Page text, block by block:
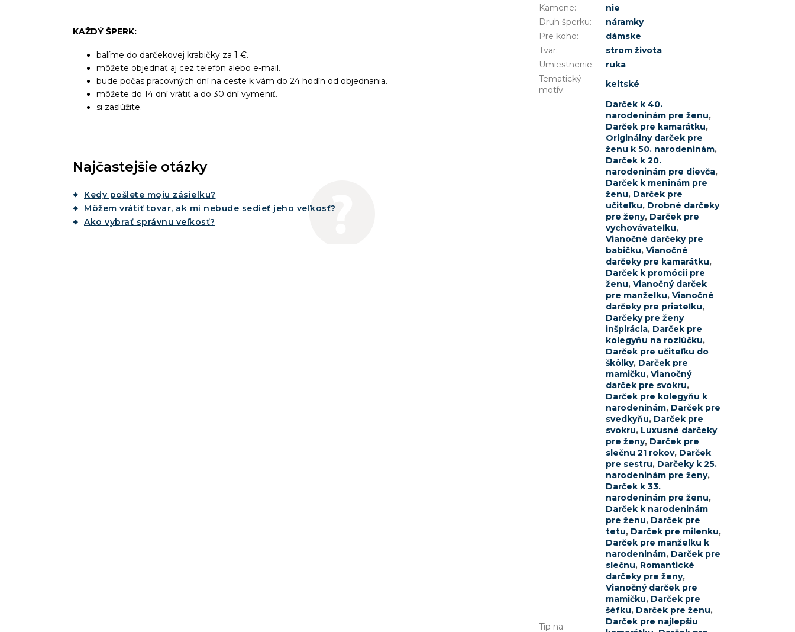
KAŽDÝ ŠPERK:
balíme do darčekovej krabičky za 1 €.
môžete objednať aj cez telefón alebo e-mail.
bude počas pracovných dní na ceste k vám do 24 hodín od objednania.
môžete do 14 dní vrátiť a do 30 dní vymeniť.
si zaslúžite.
Najčastejšie otázky
Kedy pošlete moju zásielku?
Môžem vrátiť tovar, ak mi nebude sedieť jeho veľkosť?
Ako vybrať správnu veľkosť?
Kamene:
nie
Druh šperku:
náramky
Pre koho:
dámske
Tvar:
strom života
Umiestnenie:
ruka
Tematický
motív:
keltské
Tip na
Darček k 40.
narodeninám pre ženu,
Darček pre kamarátku,
Originálny darček pre
ženu k 50. narodeninám,
Darček k 20.
narodeninám pre dievča,
Darček k meninám pre
ženu, Darček pre
učiteľku, Drobné darčeky
pre ženy, Darček pre
vychovávateľku,
Vianočné darčeky pre
babičku, Vianočné
darčeky pre kamarátku,
Darček k promócii pre
ženu, Vianočný darček
pre manželku, Vianočné
darčeky pre priateľku,
Darčeky pre ženy
inšpirácia, Darček pre
kolegyňu na rozlúčku,
Darček pre učiteľku do
škôlky, Darček pre
mamičku, Vianočný
darček pre svokru,
Darček pre kolegyňu k
narodeninám, Darček pre
svedkyňu, Darček pre
svokru, Luxusné darčeky
pre ženy, Darček pre
slečnu 21 rokov, Darček
pre sestru, Darčeky k 25.
narodeninám pre ženy,
Darček k 33.
narodeninám pre ženu,
Darček k narodeninám
pre ženu, Darček pre
tetu, Darček pre milenku,
Darček pre manželku k
narodeninám, Darček pre
slečnu, Romantické
darčeky pre ženy,
Vianočný darček pre
mamičku, Darček pre
šéfku, Darček pre ženu,
Darček pre najlepšiu